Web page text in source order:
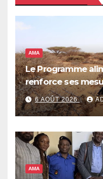
AMA
Le Programme
renforce ses
de réponse face à
qui pourrait
alimentaire aiguë
6 AOÛT 2026
AMA